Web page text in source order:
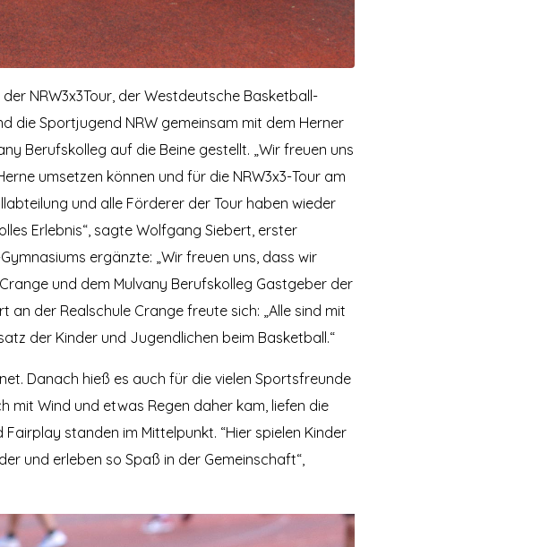
NRW3x3Tour, der Westdeutsche Basketball-
die Sportjugend NRW gemeinsam mit dem Herner
Berufskolleg auf die Beine gestellt. „Wir freuen uns
umsetzen können und für die NRW3x3-Tour am
und alle Förderer der Tour haben wieder
Erlebnis“, sagte Wolfgang Siebert, erster
ergänzte: „Wir freuen uns, dass wir
und dem Mulvany Berufskolleg Gastgeber der
an der Realschule Crange freute sich: „Alle sind mit
der Kinder und Jugendlichen beim Basketball.“
Danach hieß es auch für die vielen Sportsfreunde
mit Wind und etwas Regen daher kam, liefen die
standen im Mittelpunkt. “Hier spielen Kinder
und erleben so Spaß in der Gemeinschaft“,